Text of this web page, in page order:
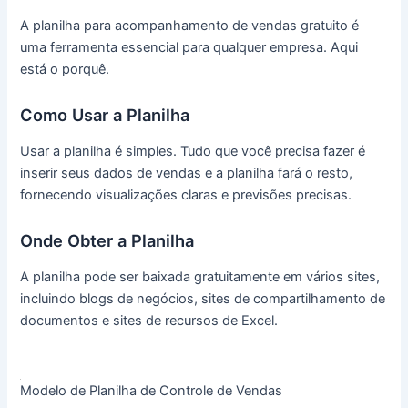
A planilha para acompanhamento de vendas gratuito é
uma ferramenta essencial para qualquer empresa. Aqui
está o porquê.
Como Usar a Planilha
Usar a planilha é simples. Tudo que você precisa fazer é
inserir seus dados de vendas e a planilha fará o resto,
fornecendo visualizações claras e previsões precisas.
Onde Obter a Planilha
A planilha pode ser baixada gratuitamente em vários sites,
incluindo blogs de negócios, sites de compartilhamento de
documentos e sites de recursos de Excel.
Modelo de Planilha de Controle de Vendas